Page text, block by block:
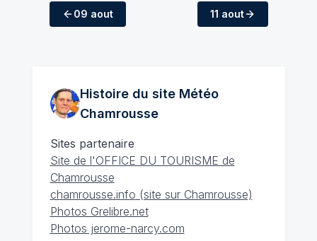
09 aout 11 aout
Histoire du site Météo
Chamrousse
Sites partenaire
Site de l'OFFICE DU TOURISME de
Chamrousse
chamrousse.info (site sur Chamrousse)
Photos Grelibre.net
Photos jerome-narcy.com